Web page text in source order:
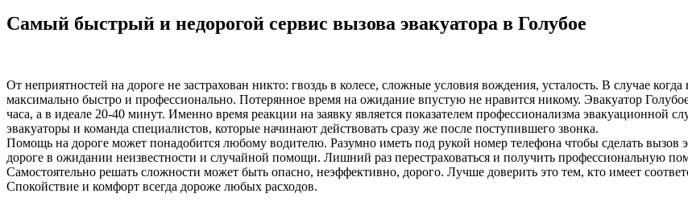
Самый быстрый и недорогой сервис вызова эвакуатора в Голубое
От неприятностей на дороге не застрахован никто: гвоздь в колесе, сложные условия вождения, усталость. В случае
максимально быстро и профессионально. Потерянное время на ожидание впустую не нравится никому. Эвакуатор
часа, а в идеале 20-40 минут. Именно время реакции на заявку является показателем профессионализма эвакуационной
эвакуаторы и команда специалистов, которые начинают действовать сразу же после поступившего звонка.
Помощь на дороге может понадобится любому водителю. Разумно иметь под рукой номер телефона чтобы сделать вызов
дороге в ожидании неизвестности и случайной помощи. Лишний раз перестраховаться и получить профессиональную
Самостоятельно решать сложности может быть опасно, неэффективно, дорого. Лучше доверить это тем, кто имеет
Спокойствие и комфорт всегда дороже любых расходов.